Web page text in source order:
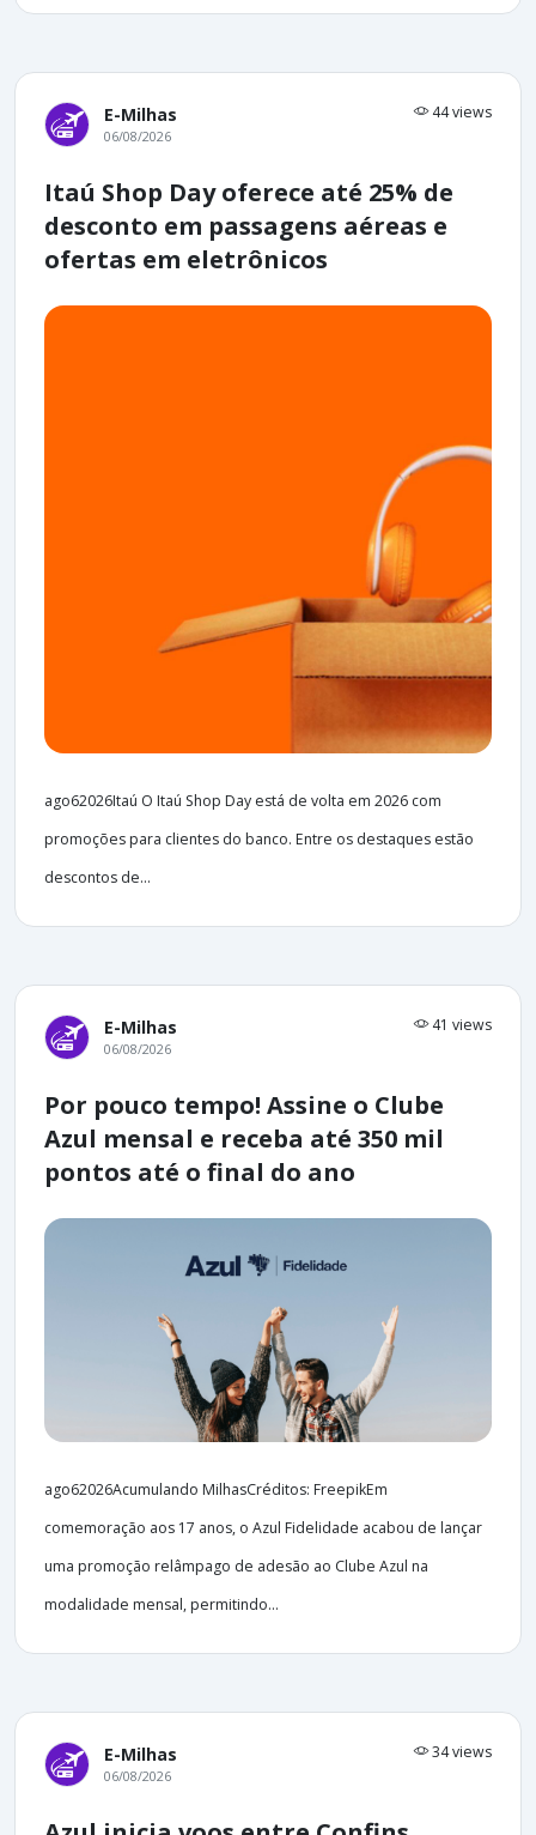
E-Milhas 44 views
06/08/2026
Itaú Shop Day oferece até 25% de
desconto em passagens aéreas e
ofertas em eletrônicos
ago62026Itaú O Itaú Shop Day está de volta em 2026 com
promoções para clientes do banco. Entre os destaques estão
descontos de...
E-Milhas 41 views
06/08/2026
Por pouco tempo! Assine o Clube
Azul mensal e receba até 350 mil
pontos até o final do ano
ago62026Acumulando MilhasCréditos: FreepikEm
comemoração aos 17 anos, o Azul Fidelidade acabou de lançar
uma promoção relâmpago de adesão ao Clube Azul na
modalidade mensal, permitindo...
E-Milhas 34 views
06/08/2026